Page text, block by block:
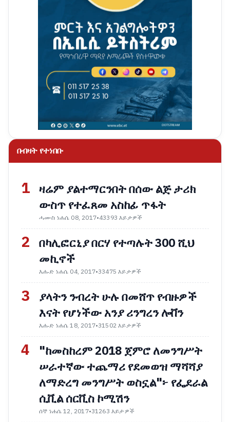
በብዛት የተነበቡ
1 ዛሬም ያልተማርንበት በሰው ልጅ ታሪክ
ውስጥ የተፈጸመ አስከፊ ጥፋት
ሓሙስ ነሐሴ 08, 2017•43393 እይታዎች
2 በካሊፎርኒያ በርሃ የተጣሉት 300 ሺህ
መኪኖች
እሑድ ነሐሴ 04, 2017•33475 እይታዎች
3
ያላትን ንብረት ሁሉ በመሸጥ የብዙዎች
እናት የሆነችው አንያ ሪንግረን ሎቨን
እሑድ ነሐሴ 18, 2017•31502 እይታዎች
4
"ከመስከረም 2018 ጀምሮ ለመንግሥት
ሠራተኛው ተጨማሪ የደመወዝ ማሻሻያ
ለማድረግ መንግሥት ወስኗል"፦ የፌደራል
ሲቪል ሰርቪስ ኮሚሽን
ሰኞ ነሐሴ 12, 2017•31263 እይታዎች